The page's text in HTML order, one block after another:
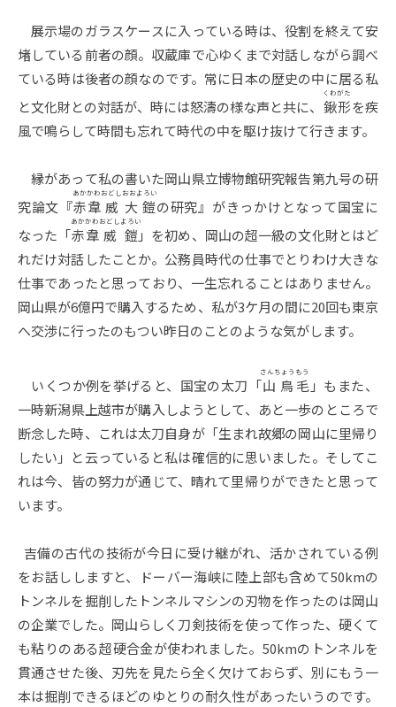
展示場のガラスケースに入っている時は、役割を終えて安
堵している前者の顔。収蔵庫で心ゆくまで対話しながら調べ
ている時は後者の顔なのです。常に日本の歴史の中に居る私
と文化財との対話が、時には怒濤の様な声と共に、 鍬形
くわがた
を疾
風で鳴らして時間も忘れて時代の中を駆け抜けて行きます。
縁があって私の書いた岡山県立博物館研究報告第九号の研
究論文『赤韋
あかかわ
威
おどし
大鎧
おおよろい
の研究』がきっかけとなって国宝に
なった「赤韋
あかかわ
威
おどし
鎧
よろい
」を初め、岡山の超一級の文化財とはど
れだけ対話したことか。公務員時代の仕事でとりわけ大きな
仕事であったと思っており、一生忘れることはありません。
岡山県が6億円で購入するため、私が3ケ月の間に20回も東京
へ交渉に行ったのもつい昨日のことのような気がします。
いくつか例を挙げると、国宝の太刀「山鳥
さんちょう
毛
もう
」もまた、
一時新潟県上越市が購入しようとして、あと一歩のところで
断念した時、これは太刀自身が「生まれ故郷の岡山に里帰り
したい」と云っていると私は確信的に思いました。そしてこ
れは今、皆の努力が通じて、晴れて里帰りができたと思って
います。
吉備の古代の技術が今日に受け継がれ、活かされている例
をお話ししますと、ドーバー海峡に陸上部も含めて50kmの
トンネルを掘削したトンネルマシンの刃物を作ったのは岡山
の企業でした。岡山らしく刀剣技術を使って作った、硬くて
も粘りのある超硬合金が使われました。50kmのトンネルを
貫通させた後、刃先を見たら全く欠けておらず、別にもう一
本は掘削できるほどのゆとりの耐久性があったいうのです。